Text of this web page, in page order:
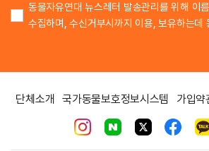
동물자유연대 뉴스레터 발송관리를 위해 이
수집하며, 수신거부시까지 이용, 보유하는데
단체소개 국가동물보호정보시스템 가입약